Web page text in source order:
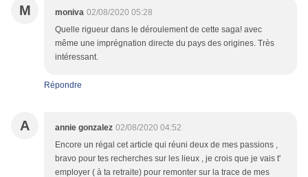
M moniva 02/08/2020 05:28
Quelle rigueur dans le déroulement de cette saga! avec
même une imprégnation directe du pays des origines. Très
intéressant.
Répondre
A annie gonzalez 02/08/2020 04:52
Encore un régal cet article qui réuni deux de mes passions ,
bravo pour tes recherches sur les lieux , je crois que je vais t'
employer ( à ta retraite) pour remonter sur la trace de mes